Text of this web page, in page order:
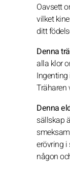
Oavsett
vilket
ditt
Denna
alla klor
Träharen
Denna
sällskap
erövring i
någon